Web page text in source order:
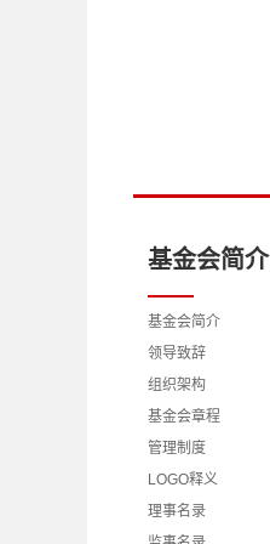
基金会简介
基金会简介
领导致辞
组织架构
基金会章程
管理制度
LOGO释义
理事名录